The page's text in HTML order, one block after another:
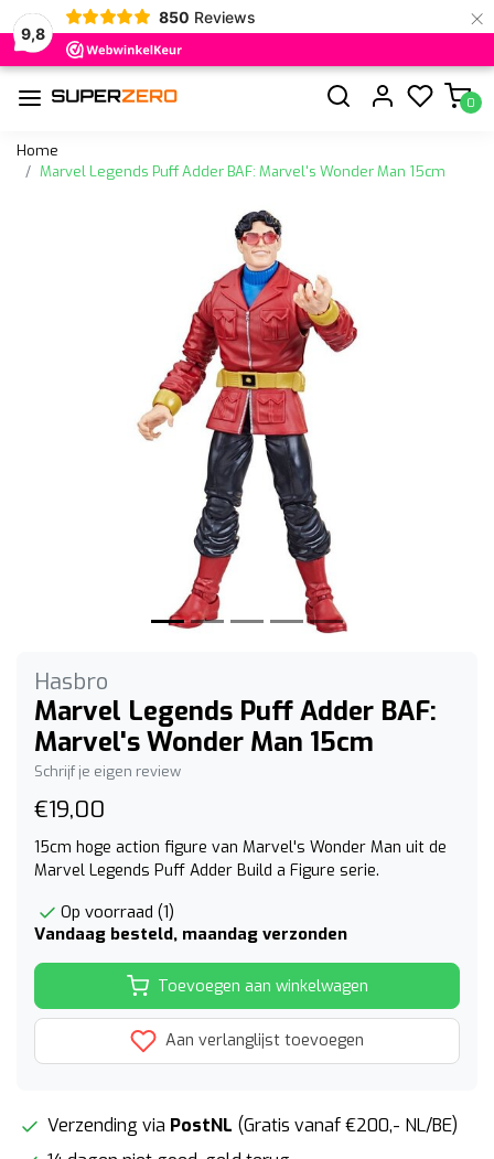
9,8
850 Reviews ×
0
Home
Marvel Legends Puff Adder BAF: Marvel's Wonder Man 15cm
Hasbro
Marvel Legends Puff Adder BAF:
Marvel's Wonder Man 15cm
Schrijf je eigen review
€19,00
15cm hoge action figure van Marvel's Wonder Man uit de
Marvel Legends Puff Adder Build a Figure serie.
Op voorraad (1)
Vandaag besteld, maandag verzonden
Toevoegen aan winkelwagen
Aan verlanglijst toevoegen
Verzending via PostNL (Gratis vanaf €200,- NL/BE)